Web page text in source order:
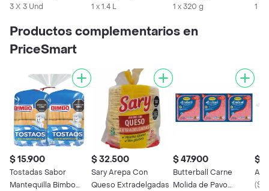
3 X 3 Und
1 x 1.4 L
1 x 320 g
1 x
Productos complementarios en
PriceSmart
$ 15.900
Tostadas Sabor
Mantequilla Bimbo
$ 32.500
Sary Arepa Con
Queso Extradelgadas
$ 47.900
Butterball Carne
Molida de Pavo
$
(